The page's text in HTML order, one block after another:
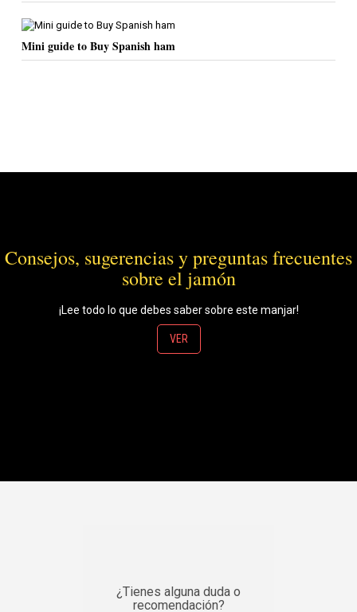
Mini guide to Buy Spanish ham
Consejos, sugerencias y preguntas frecuentes
sobre el jamón
¡Lee todo lo que debes saber sobre este manjar!
VER
¿Tienes alguna duda o
recomendación?